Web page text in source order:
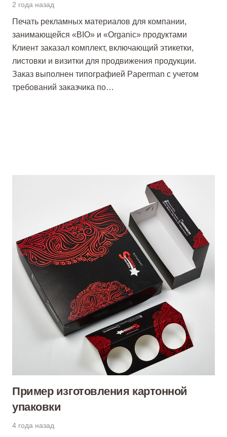
2 года назад
Печать рекламных материалов для компании,
занимающейся «BIO» и «Organic» продуктами
Клиент заказал комплект, включающий этикетки,
листовки и визитки для продвижения продукции.
Заказ выполнен типографией Paperman с учетом
требований заказчика по…
Пример изготовления картонной
упаковки
4 года назад